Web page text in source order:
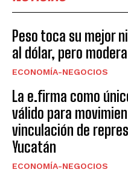
Peso toca su mejor
al dólar, pero
ECONOMÍA-NEGOCIOS
La e.firma como
válido para
vinculación de
Yucatán
ECONOMÍA-NEGOCIOS